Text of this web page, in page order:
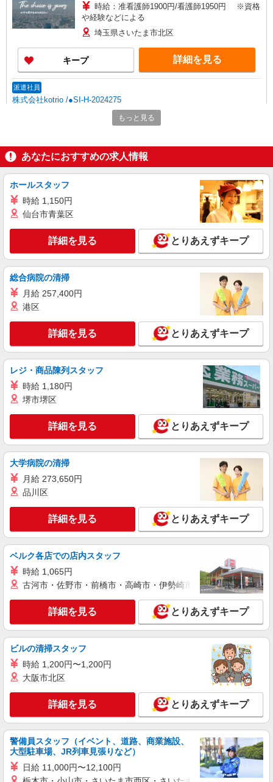
時給：准看護師1900円/看護師1950円 ※資格
や経験などによる
埼玉県さいたま市北区
キープ 詳細を見る
派遣社員
株式会社kotrio /●SI-H-2024275
≪宮原駅≫年齢不問！０からスタートでも活躍
できる看護助手♪
通費全支給(ガソリン代含む)＞
さいたま市北区
詳細を見る
株式会社kotrio /●SW-S-2023745
宮原駅≫高級シニアマンションの看護師▼居室
の巡回等
時給2400円〜＜交通費全額支給(ガソリン代含
キープ 詳細を見る
介護付有料老人ホーム ソラスト大宮/1180000050-011
月給312,200円〜342,200円（経験・能力等に
勤手当（1,960円/回）
埼玉県さいたま市北区宮原町1-46-1
キープ 詳細を見る
アルバイト パート 派遣社員
日研トータルソーシング株式会社 メディカルケア事業部/大宮オフィ
看護助手（ナースエイド）
時給1,250円 ★週払いOK（規定あり） ※給与
幅は経験・能力による
埼玉県さいたま市北区 【最寄駅】日進駅
キープ 詳細を見る
パート 派遣社員
日研トータルソーシング株式会社 メディカルケア事業部/大宮オフィ
ス【看護助手】
看護助手（ナースエイド）
時給1,250円 ★週払いOK（規定あり） ※給与
埼玉県さいたま市北区 【最寄駅】日進駅
キープ 詳細を見る
派遣社員
株式会社トラストグロース 新宿本社 第3営業部
サービス付き高齢者向け住宅での看護師
もっと見る
あなたにおすすめの求人情報
ホールスタッフ
時給 1,150円
仙台市青葉区
詳細を見る とりあえずキープ
総合病院の清掃
月給 257,400円
港区
詳細を見る とりあえずキープ
レジ・商品陳列スタッフ
時給 1,180円
堺市堺区
詳細を見る とりあえずキープ
大学病院の清掃
月給 273,650円
品川区
詳細を見る とりあえずキープ
ベルク各店での店内スタッフ
時給 1,065円
古河市・佐野市・前橋市・高崎市・伊勢崎市・太田市・館林市
詳細を見る とりあえずキープ
ビルの清掃スタッフ
時給 1,200円〜1,200円
大阪市北区
詳細を見る とりあえずキープ
警備員スタッフ（イベント、道路、商業施設、
大型駐車場、JR列車見張りなど）
日給 11,000円〜12,100円